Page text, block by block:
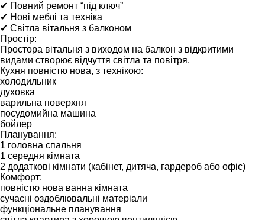
✔ Повний ремонт “під ключ”
✔ Нові меблі та техніка
✔ Світла вітальня з балконом
Простір:
Простора вітальня з виходом на балкон з відкритими
видами створює відчуття світла та повітря.
Кухня повністю нова, з технікою:
холодильник
духовка
варильна поверхня
посудомийна машина
бойлер
Планування:
1 головна спальня
1 середня кімната
2 додаткові кімнати (кабінет, дитяча, гардероб або офіс)
Комфорт:
повністю нова ванна кімната
сучасні оздоблювальні матеріали
функціональне планування